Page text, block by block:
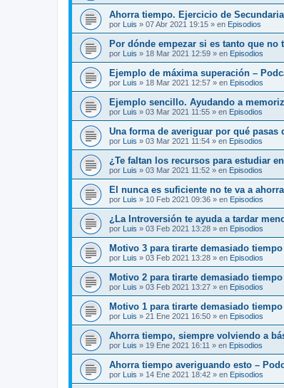
Ahorra tiempo. Ejercicio de
por Luis » 07 Abr 2021 19:15 » en Episodios
Por dónde empezar si es tanto que no
por Luis » 18 Mar 2021 12:59 » en Episodios
Ejemplo de máxima superación –
por Luis » 18 Mar 2021 12:57 » en Episodios
Ejemplo sencillo. Ayudando a
por Luis » 03 Mar 2021 11:55 » en Episodios
Una forma de averiguar por qué
por Luis » 03 Mar 2021 11:54 » en Episodios
¿Te faltan los recursos para estudiar
por Luis » 03 Mar 2021 11:52 » en Episodios
El nunca es suficiente no te va a
por Luis » 10 Feb 2021 09:36 » en Episodios
¿La Introversión te ayuda a tardar
por Luis » 03 Feb 2021 13:28 » en Episodios
Motivo 3 para tirarte demasiado
por Luis » 03 Feb 2021 13:28 » en Episodios
Motivo 2 para tirarte demasiado
por Luis » 03 Feb 2021 13:27 » en Episodios
Motivo 1 para tirarte demasiado
por Luis » 21 Ene 2021 16:50 » en Episodios
Ahorra tiempo, siempre volviendo a
por Luis » 19 Ene 2021 16:11 » en Episodios
Ahorra tiempo averiguando esto –
por Luis » 14 Ene 2021 18:42 » en Episodios